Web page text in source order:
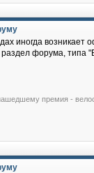
иногда
форума, типа
премия -